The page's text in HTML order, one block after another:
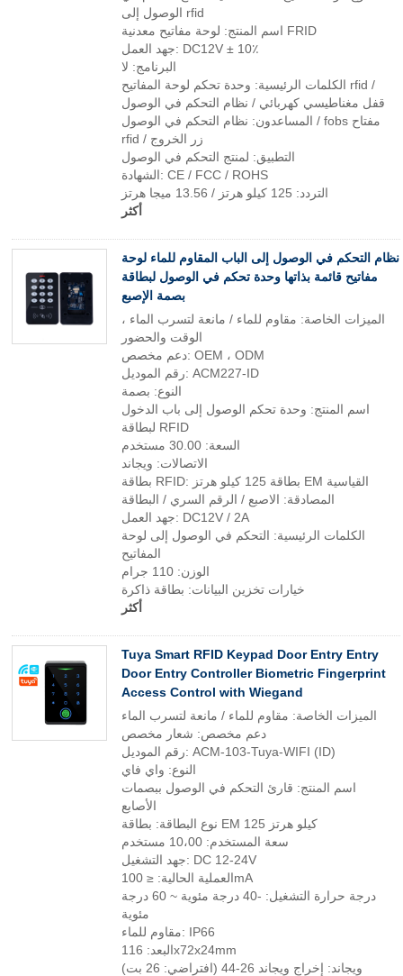
الوصول إلى rfid
اسم المنتج: لوحة مفاتيح معدنية FRID
جهد العمل: DC12V ± 10٪
البرنامج: لا
الكلمات الرئيسية: وحدة تحكم لوحة المفاتيح rfid /
قفل مغناطيسي كهربائي / نظام التحكم في الوصول
المساعدون: نظام التحكم في الوصول / fobs مفتاح
rfid / زر الخروج
التطبيق: لمنتج التحكم في الوصول
الشهادة: CE / FCC / ROHS
التردد: 125 كيلو هرتز / 13.56 ميجا هرتز
أكثر
نظام التحكم في الوصول إلى الباب المقاوم للماء لوحة
مفاتيح قائمة بذاتها وحدة تحكم في الوصول لبطاقة
بصمة الإصبع
الميزات الخاصة: مقاوم للماء / مانعة لتسرب الماء ،
الوقت والحضور
دعم مخصص: OEM ، ODM
رقم الموديل: ACM227-ID
النوع: بصمة
اسم المنتج: وحدة تحكم الوصول إلى باب الدخول
لبطاقة RFID
السعة: 30.00 مستخدم
الاتصالات: ويجاند
بطاقة RFID: بطاقة 125 كيلو هرتز EM القياسية
المصادقة: الاصبع / الرقم السري / البطاقة
جهد العمل: DC12V / 2A
الكلمات الرئيسية: التحكم في الوصول إلى لوحة
المفاتيح
الوزن: 110 جرام
خيارات تخزين البيانات: بطاقة ذاكرة
أكثر
Tuya Smart RFID Keypad Door Entry Entry
Door Entry Controller Biometric Fingerprint
Access Control with Wiegand
الميزات الخاصة: مقاوم للماء / مانعة لتسرب الماء
دعم مخصص: شعار مخصص
رقم الموديل: ACM-103-Tuya-WIFI (ID)
النوع: واي فاي
اسم المنتج: قارئ التحكم في الوصول ببصمات
الأصابع
نوع البطاقة: بطاقة EM 125 كيلو هرتز
سعة المستخدم: 10،00 مستخدم
جهد التشغيل: DC 12-24V
العملية الحالية: ≤ 100mA
درجة حرارة التشغيل: -40 درجة مئوية ~ 60 درجة
مئوية
مقاوم للماء: IP66
البعد: 116x72x24mm
ويجاند: إخراج ويجاند 26-44 (افتراضي: 26 بت)